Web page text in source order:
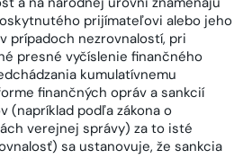
prijímateľovi alebo jeho
prípadoch nezrovnalostí, pri
presné vyčíslenie finančného
kumulatívnemu
finančných opráv a sankcií
(napríklad podľa zákona o
verejnej správy) za to isté
sa ustanovuje, že sankcia